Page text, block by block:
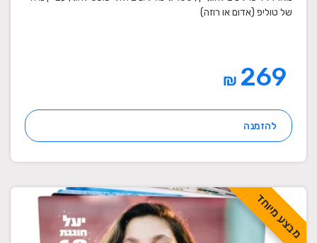
של טוליפ (אדום או רוזה)
₪
להזמנה
מבצע מיוחד